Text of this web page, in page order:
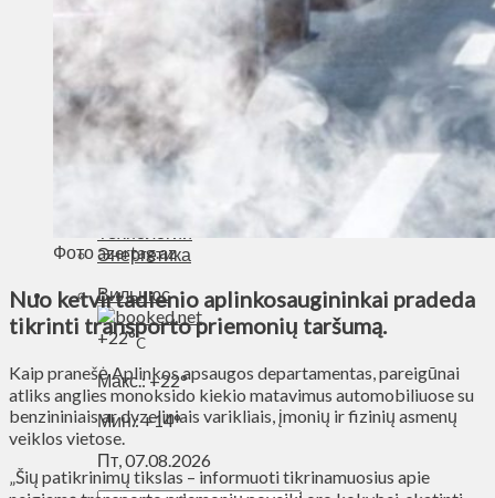
Приграничье
Деньги
Визиты
Выборы
Агроновости
Едим дома
Ищу семью
Духовное пространство
Технологии
Энергетика
Вильнюс
+22°C
Макс.:+22°
Мин.:+14°
Пт, 07.08.2026
Фото azertag.az
Nuo ketvirtadienio aplinkosaugininkai pradeda
tikrinti transporto priemonių taršumą.
Kaip pranešė Aplinkos apsaugos departamentas, pareigūnai
atliks anglies monoksido kiekio matavimus automobiliuose su
benzininiais ar dyzeliniais varikliais, įmonių ir fizinių asmenų
veiklos vietose.
„Šių patikrinimų tikslas – informuoti tikrinamuosius apie